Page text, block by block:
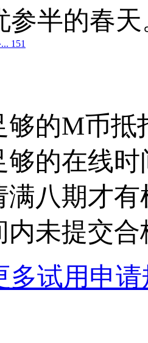
参半的春天
... 151
够的M币抵
够的在线
满八期才
内未提交
多试用申